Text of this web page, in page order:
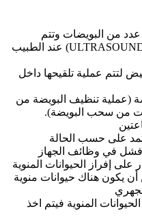
عدد من البويضات وتتم
المراقبة عن طريق المعاينة ( ULTRASOUND) عند الطبيب
لتتم عملية تلقيحها داخل
(عملية تنظيف البويضة من
على حسب الحالة
فشل في وظائف الجهاز
على إفراز الحيوانات المنوية
يكون هناك حيوانات منوية
المنوية فيتم اخذ